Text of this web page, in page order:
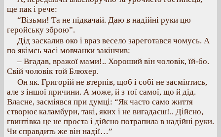
ще пак і рече:
“Візьми! Та не підкачай. Даю в надійні руки цю
геройську зброю”.
Дід заскалив око і враз весело зареготався чомусь. А
по якімсь часі мовчанки закінчив:
– Вгадав, вражої мами!.. Хороший він чоловік, їй-бо.
Свій чоловік той Блюхер.
Он як. Григорій не втерпів, щоб і собі не засміятись,
але з іншої причини. А може, й з тої самої, що й дід.
Власне, засміявся при думці: “Як часто само життя
створює каламбури, такі, яких і не вигадаєш!.. Дійсно,
гвинтівка це не проста і дійсно потрапила в надійні руки.
Чи справдить же він надії…”